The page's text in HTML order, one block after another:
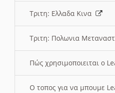
Τριτη: Ελλαδα Κινα
Τριτη: Πολωνια
Πώς χρησιμοποιειται ο
O τοπος για να μπουμε